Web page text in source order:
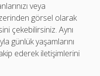
veya
görsel olarak
çekebilirsiniz. Aynı
günlük yaşamlarını
ederek iletişimlerini